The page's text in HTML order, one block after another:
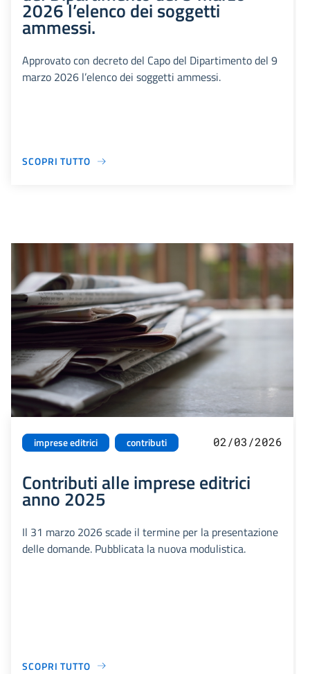
2026 l’elenco dei soggetti
ammessi.
Approvato con decreto del Capo del Dipartimento del 9
marzo 2026 l’elenco dei soggetti ammessi.
SCOPRI TUTTO
imprese editrici contributi 02/03/2026
Contributi alle imprese editrici
anno 2025
Il 31 marzo 2026 scade il termine per la presentazione
delle domande. Pubblicata la nuova modulistica.
SCOPRI TUTTO